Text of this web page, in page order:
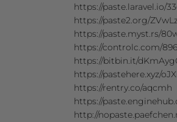
https://paste.laravel.io/
https://paste2.org/
https://paste.myst.rs/
https://controlc.com/
https://bitbin.it/
https://pastehere.xyz/
https://rentry.co/aqcmh
https://
http://